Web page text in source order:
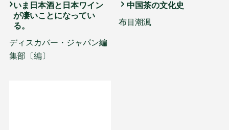
いま日本酒と日本ワイン
が凄いことになってい
る。
ディスカバー・ジャパン編
集部〔編〕
中国茶の文化史
布目潮渢